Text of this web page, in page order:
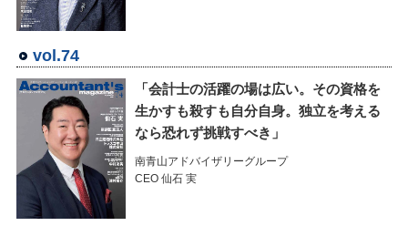
vol.74
「会計士の活躍の場は広い。その資格を
生かすも殺すも自分自身。独立を考える
なら恐れず挑戦すべき」
南青山アドバイザリーグループ
CEO 仙石 実